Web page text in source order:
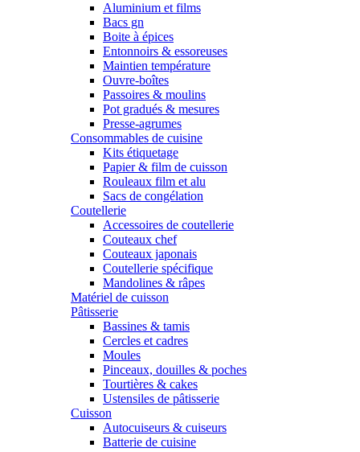
Aluminium et films
Bacs gn
Boite à épices
Entonnoirs & essoreuses
Maintien température
Ouvre-boîtes
Passoires & moulins
Pot gradués & mesures
Presse-agrumes
Consommables de cuisine
Kits étiquetage
Papier & film de cuisson
Rouleaux film et alu
Sacs de congélation
Coutellerie
Accessoires de coutellerie
Couteaux chef
Couteaux japonais
Coutellerie spécifique
Mandolines & râpes
Matériel de cuisson
Pâtisserie
Bassines & tamis
Cercles et cadres
Moules
Pinceaux, douilles & poches
Tourtières & cakes
Ustensiles de pâtisserie
Cuisson
Autocuiseurs & cuiseurs
Batterie de cuisine